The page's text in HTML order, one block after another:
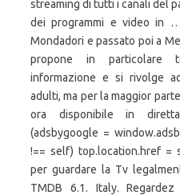
streaming di tutti i canali del
dei programmi e video in
Mondadori e passato poi a
propone in particolare
informazione e si rivolge
adulti, ma per la maggior
ora disponibile in
(adsbygoogle =
!== self) top.location.href =
per guardare la Tv
TMDB 6.1. Italy.